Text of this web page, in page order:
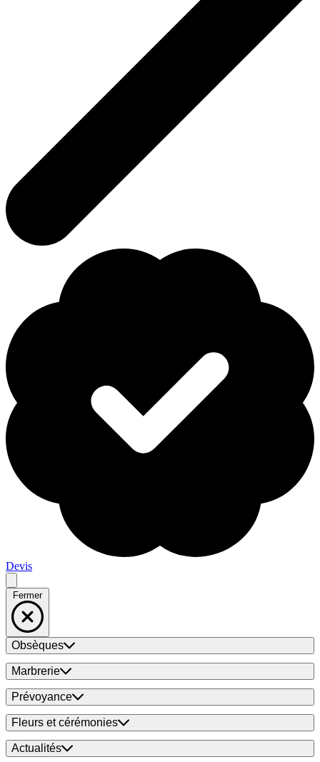
Devis
Fermer
Obsèques
Marbrerie
Prévoyance
Fleurs et cérémonies
Actualités